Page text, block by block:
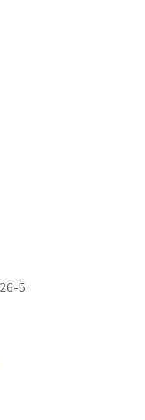
5